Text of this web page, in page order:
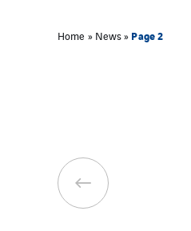
Home » News» Page 2